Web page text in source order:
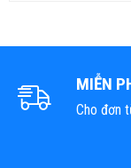
MIỄN
Cho đơn